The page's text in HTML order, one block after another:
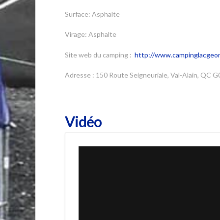
Surface: Asphalte
Virage: Asphalte
Site web du camping : http://
Adresse : 150 Route Seigneuriale, Val-Alain, QC
Vidéo